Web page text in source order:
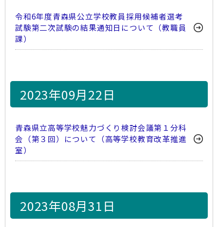
令和6年度青森県公立学校教員採用候補者選考
試験第二次試験の結果通知日について（教職員
課）
2023年09月22日
青森県立高等学校魅力づくり検討会議第１分科
会（第３回）について（高等学校教育改革推進
室）
2023年08月31日